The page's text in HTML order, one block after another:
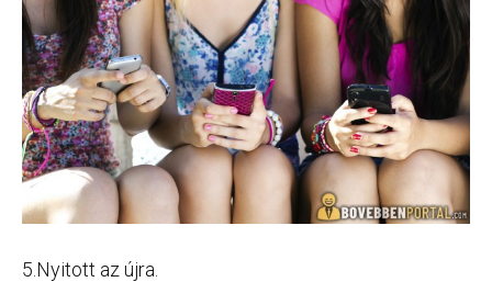
5.Nyitott az újra.